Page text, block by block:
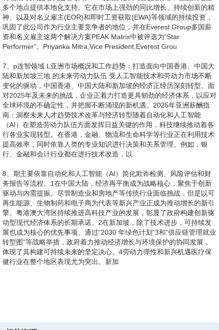
8、期主要依靠自动化和人工智能（AI）简化欺诈检测、风险评估和财
务报告等流程。1在中国大陆，经济再平衡成为战略核心，聚焦于创新
驱动与内需提振。尽管制造业和房地产等传统行业面临挑战，但是以可
再生能源、生物制药和电子商为代表等新兴产业正成为推动增长的新引
擎。粤港澳大湾区持续推进高科技产业的发展，彰显了政府构建创新驱
动型现代经济体系的长期承诺。2在新加坡，除了技术进步，可持续发
展也成为核心的优先事项。通过“2030 年绿色计划”3和“供应链管理就业
转型图”等战略举措，政府着力推动经济增长与环境保护的协同发展，
体现了其构建可持续未来的坚定决心。4劳动力弹性和新兴机遇医疗保
健行业在整个地区表现尤为突出。新加
9、坡“2025 年医疗保健 ITM”路线图正在推进远程医疗的采用并加强数
据安全，以满足人口老龄化和医疗保健基础设施的需求。5 销售和市场
营销行业不断发展演变，以推动数字化转型和以客户为中心的战略。在
此背景下，香港特区逐渐成为中国企业拓展国际业务的金融中心。6供
应链和物流行业正处于深刻的转型之中。新加坡持续巩固其全球物流枢
纽的地位，对供应链转型领导型人才和端到端专家孜孜以求。与此同
往来，增强抵御全球干扰的能力。7,8可再生能源与可持续发展已然成
为经济战略的重要组成部分。中国明确提出到 2060 年实现碳中和的目
标9，这一承诺正在深刻影响
10、各行业的未来发展格局。新加坡通过实施可持续建筑实践和绿色金
融计划等各项举措，显著提升了对环境合规专家和项目经理的需求。香
港的绿色金融举措也为可持续发展行业的创新和投资提供了广阔机遇。
10构建面向未来的均衡劳动力体系随着各行各业的不断发展，构建均衡
的劳动力体系至关重要。提升员工技能并推动技能重塑，使其能够从容
工进行批判性思维、领导力和情商等综合能力的培养，以构建一支能够
适应未来需求的劳动力队伍。以新加坡为例，该国正在积极建立一个以
技能培训为核心的数据驱动型系统，以便为人力资本开发提供支持。11
随着人工智能的迅速崛起，科技行业正在经历一
11、场重大变革。这一变革在带来新机遇的同时，也使得一些传统上被
视为稳定可靠的职位逐渐被淘汰。涉及重复性任务、基本数据分析和手
工操作的岗位正在减少，而对高级技术专长的需求则持续攀升。12 面
对这一趋势，为失业工人提供支持已成为当务之急。职业过渡服务在帮
助个人向新职业过渡方面发挥着至关重要的作用。与此同时，企业也在
以吸引并留住顶尖人才，满足员工日益多样化的期望。以全局视角展望
未来虽然自动化和人工智能有利于提高效率，但真正的机遇仍将存在于
那些需要融合专业技术、战略性思维和以人为本等技能的行业。通过鼓
励创新、支持劳动力实现转型和优先考虑包容性发
12、展，这些经济体正在为未来的动态可持续发展奠定坚实基础。接下
来，我们将深入探讨各项职能领域，分析这些趋势如何塑造亚洲主要市
场的人才需求与招聘动态。连智领域 Links银行、金融和会计过去几
年，中国香港、中国大陆和新加坡的就业市场所经受的挑战远超预期。
济形势影响，这一趋势却在全年呈现放缓态势。银行、金融和会计领域
的新增招聘有所放缓，目前许多空缺职位主要集中在替补岗位上，且多
为初级或更具成本效益的职位。在资源有限的情况下，雇主对人才的筛
选标准变得更为严格，导致招聘流程延长，同时现有员工的工作量也随
之加重。这种审慎的招聘态度促使市场转变
13、为以客户为导向，应聘者可快速上岗工作。随着招聘愈发灵活和均
衡，该行业的招聘市场在2025年有望趋于稳定。聚焦新加坡市场，金融
机构正在积极扩大团队。例如，野村控股公司（Nomura Holdings
Inc.）计划在未来两年招聘30-35名银行工作人员，香港和新加坡各占一
尼西亚和马来西亚等地区的新趋势可能会愈加明显。14与此同时，中国
大陆的金融业正在经历监管审查，这促使从业者的职业偏好发生显著变
化。非必要交易成本以及对技术的过度依赖促使金融专业人士转而尝试
在其他行业寻找新的发展机遇。15对各类职位的洞察 财务转型和商业
智能职位:
14、随着企业将重点转到提高运营效率上，商业智能和财务转型方面的
职位正日益受到重视。技术驱动型职位：随着企业数字化能力的不断增
强，网络安全、数据分析和数字化转型持续成为各行业的关注焦点。可
需求和全球气候承诺的推动下，企业加大力度实现可持续发展目标，预
计2025年将大幅增加对此类职位的需求。2025年展望人工智能对招聘
的影响在金融和会计等行业，人工智能目前主要应用于开具发票等重复
性任务，而在更复杂职能上的应用尚且有限。新加坡特许会计师协会的
一项调查显示，新加坡72%的企业领导人认为人工智能将改变财务和会
计职能的运作方式。16 然而，在涉及
15、敏感业务时，人类监管仍然不可或缺，且生成式人工智能在这些职
能上的应用仍处于初步探索阶段。事务性会计(AP/AR):随着人工智能的
普及以及外包趋势的加速，主要负责处理应付账款和应收账款的传统会
换持更加谨慎的态度，公司正通过职业发展机会、灵活的工作安排和具
吸引力的福利等举措，强化人才保留战略。这些举措在当前的雇主主导
市场中，对于吸引并留住顶尖人才至关重要。2025年亚洲薪酬指南：洞
察未来人才趋势职位初级员工（第1级）高级员工（第2级）资深员工
（第3级）年薪 港币($)中国香港会计学首席财务官
1,610,0001,930,0002,4
16、30,000财务主管900,0001,090,0001,290,000财务总监
1,000,0001,500,0002,000,000财务经理640,000770,000900,000高级
计师220,000260,000300,000会计经理
(GL,AP,AR)550,000650,000800,000金融分析师
400,000490,000510,000高级金融分析师490,000530,000600,000财务
分析经理700,000750,000800,000财务计划和分析总监 区域
850,0001,300,0001,750,000财务计划和分析经理-业务合作伙伴
680,000710,000860,000共享服务主管700,000850,0001,000,000内部
审计主管1,540,0001,670,0001,930,000内部审计总监
1,080,0001,200,0001,410,000内部审计经理590,000710,000900,000
高级内部审计师530,000570,000
2025年Q3金融行业行业薪酬报告59页.pdf
2025年生成式人工智能薪酬报告.pdf
华德士2025中国薪酬报告.pdf
2025薪酬指南（中国内地）.pdf
北京市人社局2025年第二季度北京市人力资源市场薪酬数据报告.pdf
成都市人社局成都人才白皮书-成都市人才开发指引.pdf
2025年高校毕业生就业现状与薪酬趋势分析报告.pdf